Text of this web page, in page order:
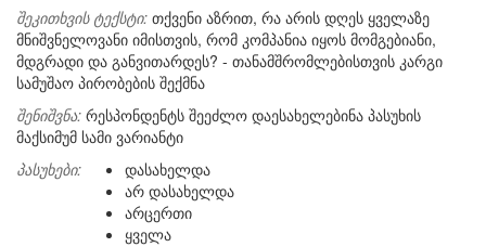
შეკითხვის ტექსტი: თქვენი აზრით, რა არის დღეს ყველაზე
მნიშვნელოვანი იმისთვის, რომ კომპანია იყოს მომგებიანი,
მდგრადი და განვითარდეს? - თანამშრომლებისთვის კარგი
სამუშაო პირობების შექმნა
შენიშვნა: რესპონდენტს შეეძლო დაესახელებინა პასუხის
მაქსიმუმ სამი ვარიანტი
პასუხები:
დასახელდა
არ დასახელდა
არცერთი
ყველა